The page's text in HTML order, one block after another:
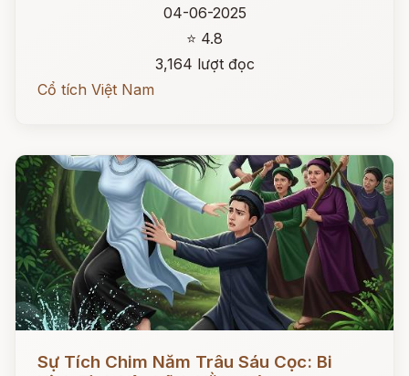
04-06-2025
⭐ 4.8
3,164 lượt đọc
Cổ tích Việt Nam
Sự Tích Chim Năm Trâu Sáu Cọc: Bi